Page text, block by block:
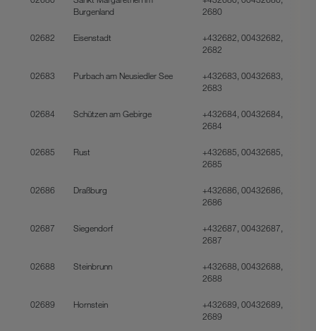
Burgenland
2680
02682 Eisenstadt
+432682, 00432682,
2682
02683 Purbach am Neusiedler See
+432683, 00432683,
2683
02684 Schützen am Gebirge
+432684, 00432684,
2684
02685 Rust
+432685, 00432685,
2685
02686 Draßburg
+432686, 00432686,
2686
02687 Siegendorf
+432687, 00432687,
2687
02688 Steinbrunn
+432688, 00432688,
2688
02689 Hornstein
+432689, 00432689,
2689